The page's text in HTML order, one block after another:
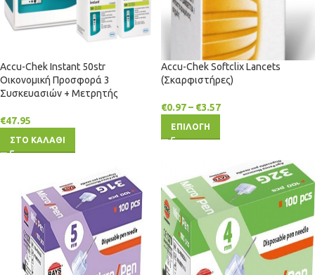
Accu-Chek Instant 50str
Οικονομική Προσφορά 3
Συσκευασιών + Μετρητής
€47.95
ΣΤΟ ΚΑΛΑΘΙ
Accu-Chek Softclix Lancets
(Σκαρφιστήρες)
€0.97– €3.57
ΕΠΙΛΟΓΗ